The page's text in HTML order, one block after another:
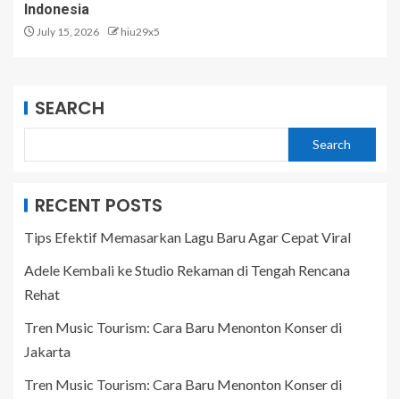
Indonesia
July 15, 2026 hiu29x5
SEARCH
Search
RECENT POSTS
Tips Efektif Memasarkan Lagu Baru Agar Cepat Viral
Adele Kembali ke Studio Rekaman di Tengah Rencana
Rehat
Tren Music Tourism: Cara Baru Menonton Konser di
Jakarta
Tren Music Tourism: Cara Baru Menonton Konser di